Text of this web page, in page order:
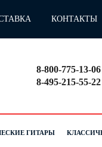
КОНТАКТЫ
8-800-775-13-06
8-495-215-55-22
ГИТАРЫ